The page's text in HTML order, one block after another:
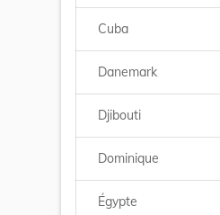
Cuba
Danemark
Djibouti
Dominique
Égypte